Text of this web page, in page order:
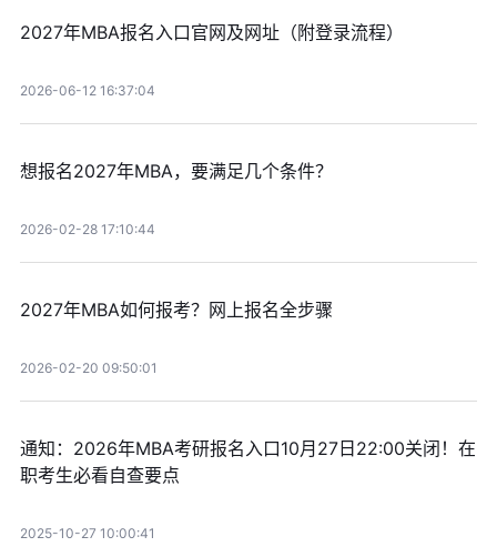
2027年MBA报名入口官网及网址（附登录流程）
2026-06-12 16:37:04
想报名2027年MBA，要满足几个条件？
2026-02-28 17:10:44
2027年MBA如何报考？网上报名全步骤
2026-02-20 09:50:01
通知：2026年MBA考研报名入口10月27日22:00关闭！在
职考生必看自查要点
2025-10-27 10:00:41